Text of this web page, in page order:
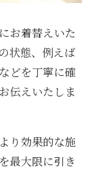
お着替えいた
状態、例えば
どを丁寧に確
伝えいたしま
り効果的な施
最大限に引き